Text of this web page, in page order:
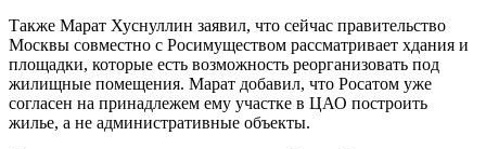
Также Марат Хуснуллин заявил, что сейчас правительство
Москвы совместно с Росимуществом рассматривает хдания и
площадки, которые есть возможность реорганизовать под
жилищные помещения. Марат добавил, что Росатом уже
согласен на принадлежем ему участке в ЦАО построить
жилье, а не административные объекты.